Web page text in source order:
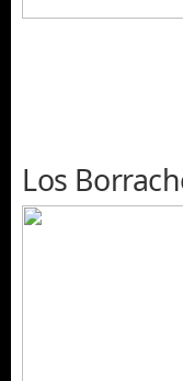
Los